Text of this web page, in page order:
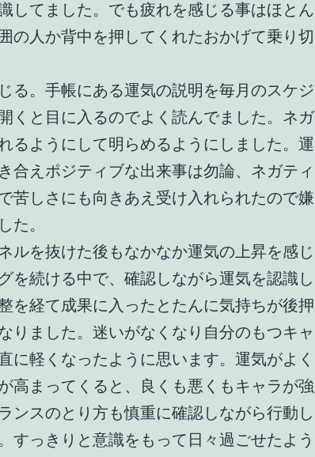
してました。でも疲れを感じる事はほとん
の人か背中を押してくれたおかげて乗り切
る。手帳にある運気の説明を毎月のスケジ
くと目に入るのでよく読んでました。ネガ
るようにして明らめるようにしました。運
合えポジティブな出来事は勿論、ネガティ
苦しさにも向きあえ受け入れられたので嫌
た。
ルを抜けた後もなかなか運気の上昇を感じ
を続ける中で、確認しながら運気を認識し
を経て成果に入ったとたんに気持ちが後押
りました。迷いがなくなり自分のもつキャ
に軽くなったように思います。運気がよく
高まってくると、良くも悪くもキャラが強
ンスのとり方も慎重に確認しながら行動し
すっきりと意識をもって日々過ごせたよう